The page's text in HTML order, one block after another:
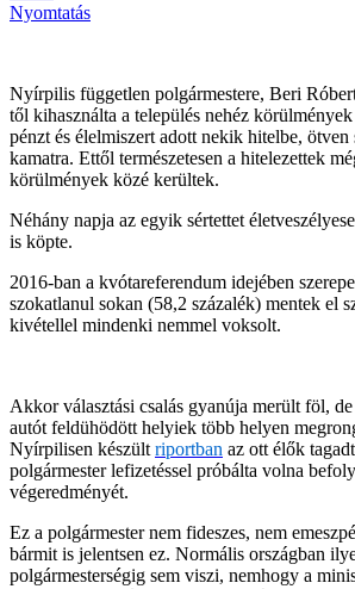
Nyomtatás
Nyírpilis független polgármestere, Beri
től kihasználta a település nehéz
pénzt és élelmiszert adott nekik hitelbe, ötven
kamatra. Ettől természetesen a hitelezettek
körülmények közé kerültek.
Néhány napja az egyik sértettet
is köpte.
2016-ban a kvótareferendum idejében
szokatlanul sokan (58,2 százalék) mentek el
kivétellel mindenki nemmel voksolt.
Akkor választási csalás gyanúja merült föl,
autót feldühödött helyiek több helyen
Nyírpilisen készült riportban az ott élők
polgármester lefizetéssel próbálta volna
végeredményét.
Ez a polgármester nem fideszes, nem
bármit is jelentsen ez. Normális országban
polgármesterségig sem viszi, nemhogy a